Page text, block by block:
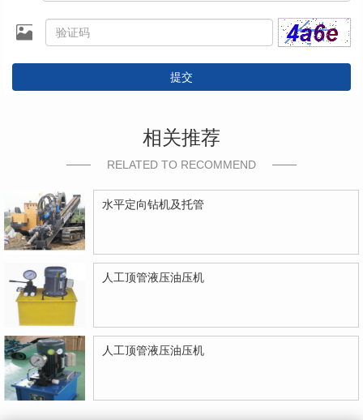
提交
相关推荐
RELATED TO RECOMMEND
水平定向钻机及托管
人工顶管液压油压机
人工顶管液压油压机